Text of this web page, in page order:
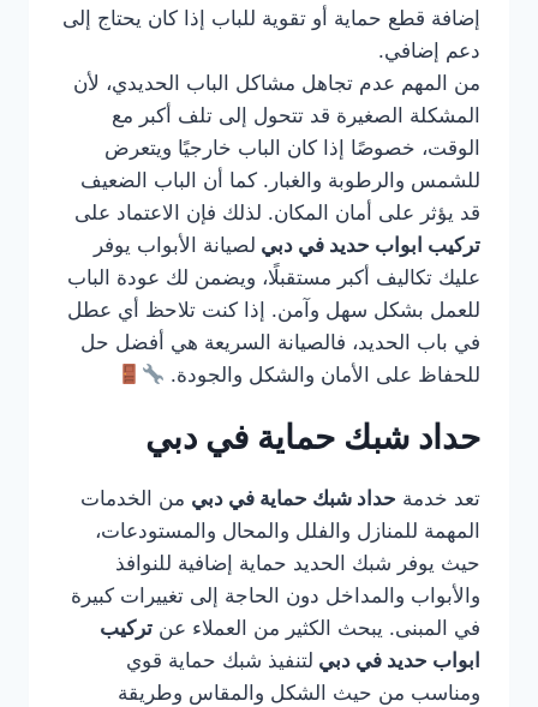
إضافة قطع حماية أو تقوية للباب إذا كان يحتاج إلى
دعم إضافي.
من المهم عدم تجاهل مشاكل الباب الحديدي، لأن
المشكلة الصغيرة قد تتحول إلى تلف أكبر مع
الوقت، خصوصًا إذا كان الباب خارجيًا ويتعرض
للشمس والرطوبة والغبار. كما أن الباب الضعيف
قد يؤثر على أمان المكان. لذلك فإن الاعتماد على
تركيب ابواب حديد في دبي لصيانة الأبواب يوفر
عليك تكاليف أكبر مستقبلًا، ويضمن لك عودة الباب
للعمل بشكل سهل وآمن. إذا كنت تلاحظ أي عطل
في باب الحديد، فالصيانة السريعة هي أفضل حل
للحفاظ على الأمان والشكل والجودة.
حداد شبك حماية في دبي
تعد خدمة حداد شبك حماية في دبي من الخدمات
المهمة للمنازل والفلل والمحال والمستودعات،
حيث يوفر شبك الحديد حماية إضافية للنوافذ
والأبواب والمداخل دون الحاجة إلى تغييرات كبيرة
في المبنى. يبحث الكثير من العملاء عن تركيب
ابواب حديد في دبي لتنفيذ شبك حماية قوي
ومناسب من حيث الشكل والمقاس وطريقة